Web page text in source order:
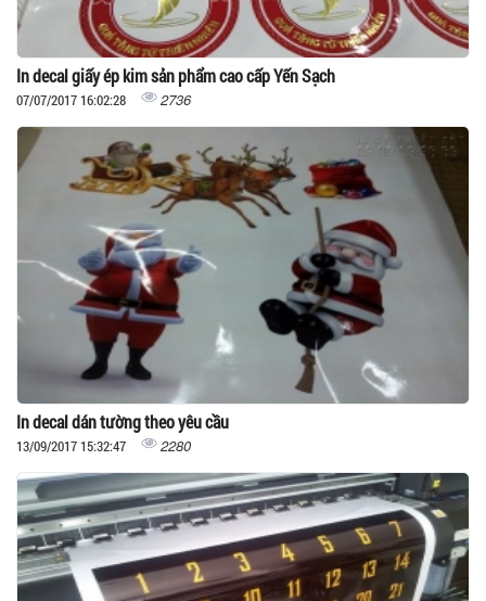
In decal giấy ép kim sản phẩm cao cấp Yến Sạch
07/07/2017 16:02:28 2736
In decal dán tường theo yêu cầu
13/09/2017 15:32:47 2280